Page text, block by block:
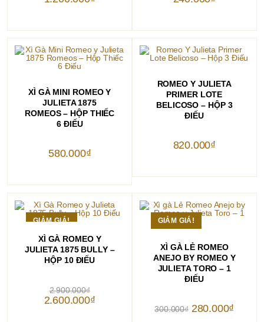
THÊM VÀO GIỎ HÀNG
XÌ GÀ MINI ROMEO Y
JULIETA 1875
ROMEOS – HỘP THIẾC
6 ĐIẾU
580.000₫
ROMEO Y JULIETA
PRIMER LOTE
BELICOSO – HỘP 3
ĐIẾU
820.000₫
GIẢM GIÁ!
THÊM VÀO GIỎ HÀNG
XÌ GÀ ROMEO Y
JULIETA 1875 BULLY –
HỘP 10 ĐIẾU
2.900.000₫Giá
gốc
là:
2.600.000₫Giá
GIẢM GIÁ!
THÊM VÀO GIỎ HÀNG
XÌ GÀ LẺ ROMEO
ANEJO BY ROMEO Y
JULIETA TORO – 1
ĐIẾU
300.000₫ Giá
gốc
280.000₫